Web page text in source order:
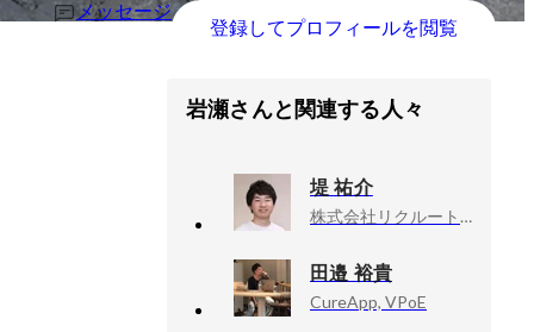
メッセージ
登録してプロフィールを閲覧
岩瀬さんと関連する人々
堤 祐介
株式会社リクルート, Engineering Manager
田邉 裕貴
CureApp, VPoE